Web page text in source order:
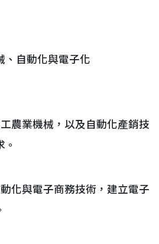
、自動化與電子化
工農業機械，以及自動化產銷技
動化與電子商務技術，建立電子